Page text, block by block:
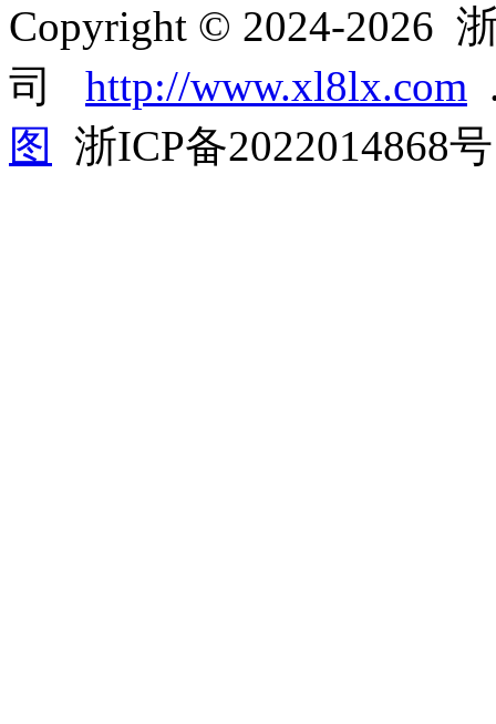
Copyright © 2024-2026
司 http://www.xl8lx.com
图
浙ICP备2022014868号